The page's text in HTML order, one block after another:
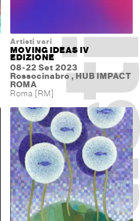
Artisti vari
MOVING IDEAS IV
EDIZIONE
08-22 Set 2023
Rossocinabro , HUB IMPACT
ROMA
Roma [RM]